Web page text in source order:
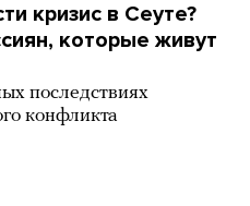
кризис в Сеуте?
которые живут
последствиях
конфликта